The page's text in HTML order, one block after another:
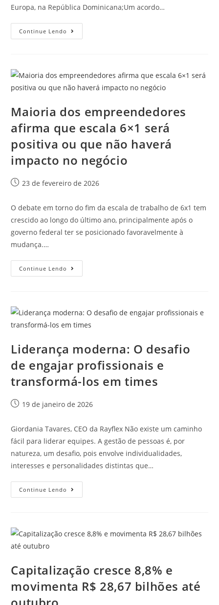
Europa, na República Dominicana;Um acordo…
Continue Lendo
Maioria dos empreendedores
afirma que escala 6×1 será
positiva ou que não haverá
impacto no negócio
23 de fevereiro de 2026
O debate em torno do fim da escala de trabalho de 6x1 tem
crescido ao longo do último ano, principalmente após o
governo federal ter se posicionado favoravelmente à
mudança.…
Continue Lendo
Liderança moderna: O desafio
de engajar profissionais e
transformá-los em times
19 de janeiro de 2026
Giordania Tavares, CEO da Rayflex Não existe um caminho
fácil para liderar equipes. A gestão de pessoas é, por
natureza, um desafio, pois envolve individualidades,
interesses e personalidades distintas que…
Continue Lendo
Capitalização cresce 8,8% e
movimenta R$ 28,67 bilhões até